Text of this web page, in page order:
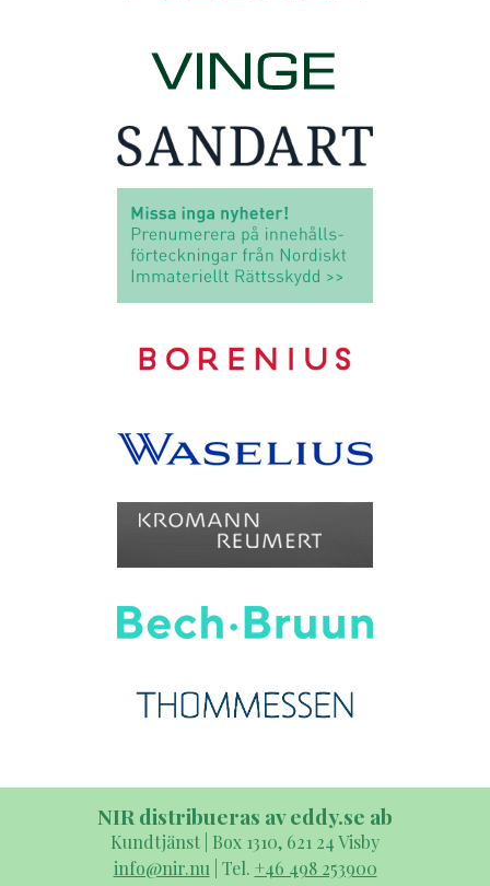
NIR distribueras av eddy.se ab
Kundtjänst | Box 1310, 621 24 Visby
info@nir.nu | Tel. +46 498 253900